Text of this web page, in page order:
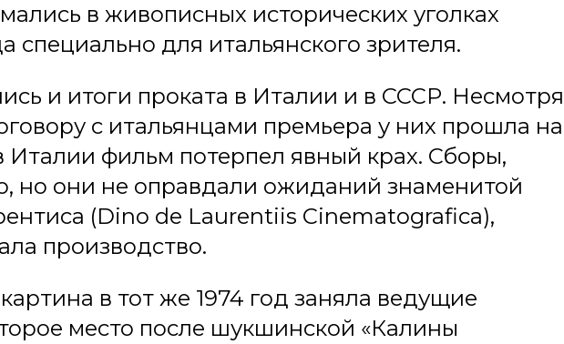
в живописных исторических уголках
для итальянского зрителя.
и итоги проката в Италии и в СССР. Несмотря
с итальянцами премьера у них прошла на
Италии фильм потерпел явный крах. Сборы,
но они не оправдали ожиданий знаменитой
(Dino de Laurentiis Cinematografica),
производство.
в тот же 1974 год заняла ведущие
место после шукшинской «Калины